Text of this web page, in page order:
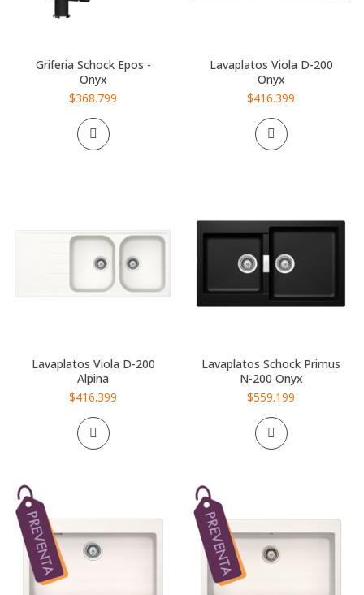
Griferia Schock Epos -
Onyx
$368.799
Lavaplatos Viola D-200
Onyx
$416.399
Lavaplatos Viola D-200
Alpina
$416.399
Lavaplatos Schock Primus
N-200 Onyx
$559.199